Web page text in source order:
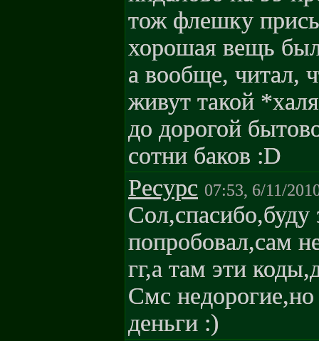
тож флешку
хорошая вещь
а вообще, читал,
живут такой
до дорогой
сотни баков :D
Pecypc 07:53, 6/11/
Сол,спасибо,буду
попробовал,сам
гг,а там эти
Смс
деньги :)